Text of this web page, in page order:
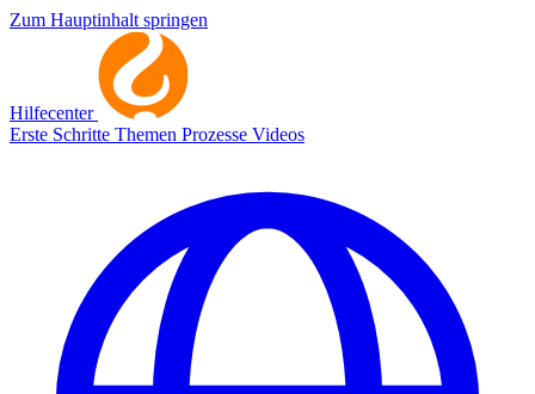
Zum Hauptinhalt springen
Hilfecenter
Erste Schritte Themen Prozesse Videos